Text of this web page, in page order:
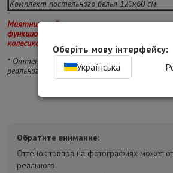
Комплект постельного белья 120х60 см
Маятниковый механизм при установленных
функционировать, необходимо выбрать либо
колесиков, либо маятникового механизма.
* Оттенок изделий на фотографии может
реального.
Обратите внимание:
Оттенок товара на фотографиях может
реального.
Оберіть мову інтерфейсу:
Українська